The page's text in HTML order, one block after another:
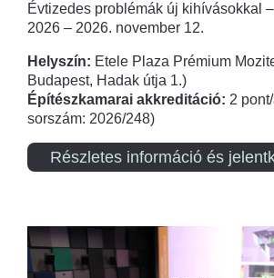
Évtizedes problémák új kihívásokkal
2026 – 2026. november 12.
Helyszín: Etele Plaza Prémium
Budapest, Hadak útja 1.)
Építészkamarai akkreditáció: 2
sorszám: 2026/248)
Részletes információ és